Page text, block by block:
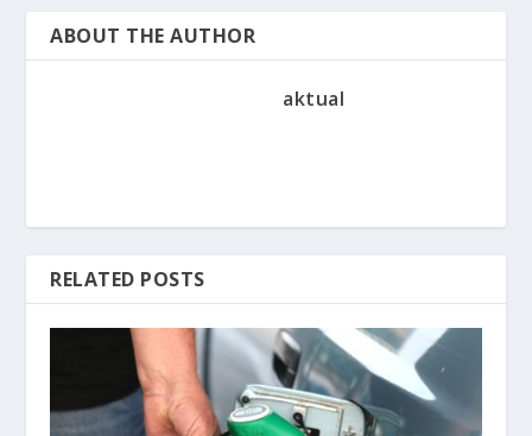
ABOUT THE AUTHOR
aktual
RELATED POSTS